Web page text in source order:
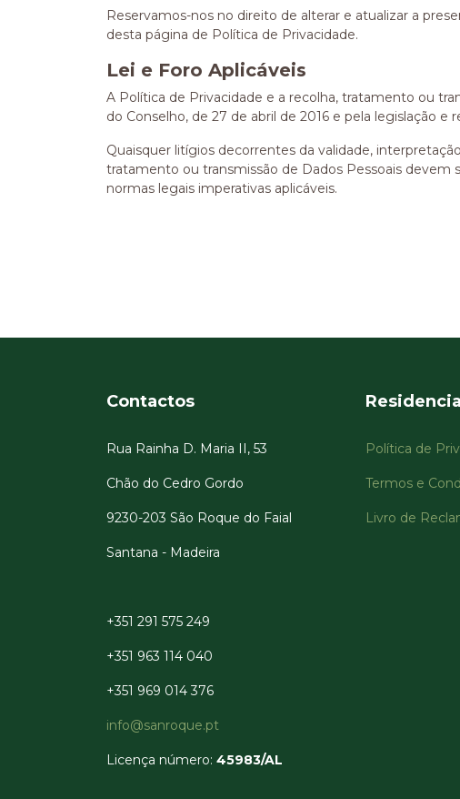
Reservamos-nos no direito de alterar e atualizar a
desta página de Política de Privacidade.
Lei e Foro Aplicáveis
A Política de Privacidade e a recolha, tratamento ou
do Conselho, de 27 de abril de 2016 e pela legislação
Quaisquer litígios decorrentes da validade,
tratamento ou transmissão de Dados Pessoais devem
normas legais imperativas aplicáveis.
Contactos
Rua Rainha D. Maria II, 53
Chão do Cedro Gordo
9230-203 São Roque do Faial
Santana - Madeira
+351 291 575 249
+351 963 114 040
+351 969 014 376
info@sanroque.pt
Licença número: 45983/AL
Política de
Termos e
Livro de